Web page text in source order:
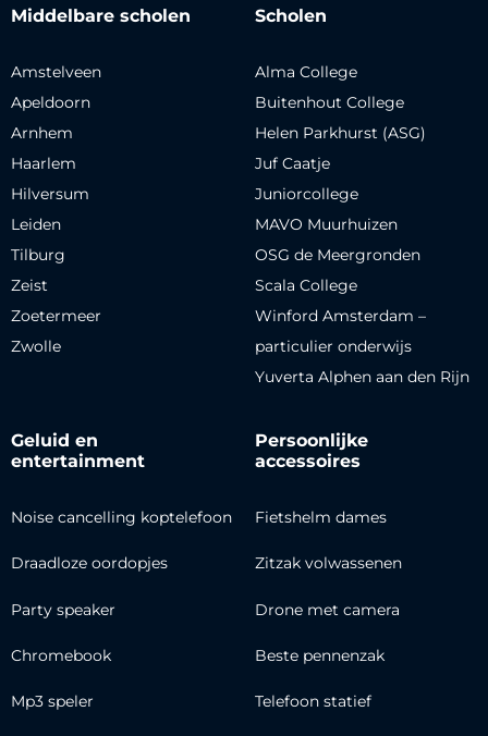
Middelbare scholen
Amstelveen
Apeldoorn
Arnhem
Haarlem
Hilversum
Leiden
Tilburg
Zeist
Zoetermeer
Zwolle
Scholen
Alma College
Buitenhout College
Helen Parkhurst (ASG)
Juf Caatje
Juniorcollege
MAVO Muurhuizen
OSG de Meergronden
Scala College
Winford Amsterdam –
particulier onderwijs
Yuverta Alphen aan den Rijn
Geluid en
entertainment
Noise cancelling koptelefoon
Draadloze oordopjes
Party speaker
Chromebook
Mp3 speler
Persoonlijke
accessoires
Fietshelm dames
Zitzak volwassenen
Drone met camera
Beste pennenzak
Telefoon statief